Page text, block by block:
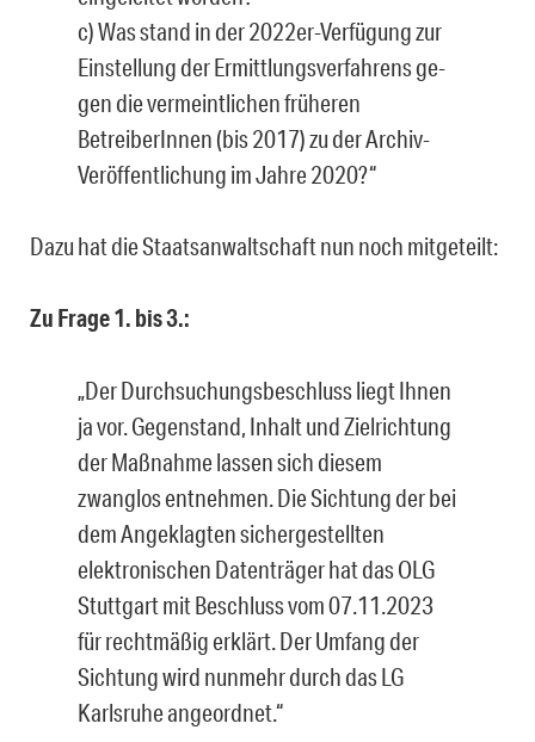
c) Was stand in der 2022er-Verfügung zur
Einstellung der Ermittlungsverfahrens ge­
gen die vermeintlichen früheren
BetreiberInnen (bis 2017) zu der Archiv-
Veröffentli­chung im Jahre 2020?“
Dazu hat die Staatsanwaltschaft nun noch mitgeteilt:
Zu Frage 1. bis 3.:
„Der Durchsuchungsbeschluss liegt Ihnen
ja vor. Gegenstand, Inhalt und Zielrich­tung
der Maßnahme lassen sich diesem
zwanglos entnehmen. Die Sichtung der bei
dem Angeklagten sichergestellten
elektronischen Datenträger hat das OLG
Stuttgart mit Beschluss vom 07.11.2023
für rechtmäßig erklärt. Der Umfang der
Sichtung wird nunmehr durch das LG
Karlsruhe angeordnet.“